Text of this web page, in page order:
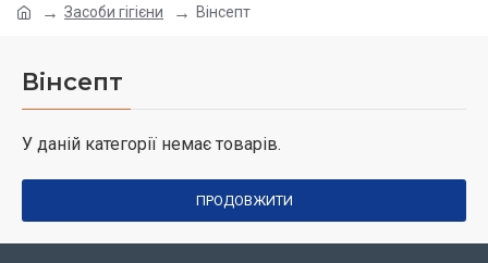
Засоби гігієни Вінсепт
Вінсепт
У даній категорії немає товарів.
ПРОДОВЖИТИ